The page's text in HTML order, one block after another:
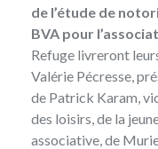
de l’étude de
BVA pour
Refuge livreront
Valérie Pécresse,
de Patrick Karam,
des loisirs, de la
associative, de